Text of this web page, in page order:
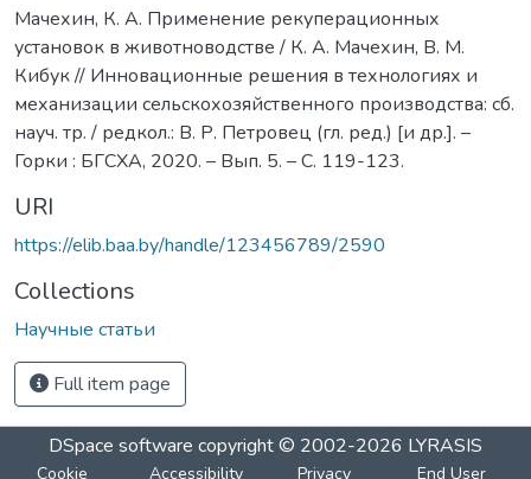
Мачехин, К. А. Применение рекуперационных
установок в животноводстве / К. А. Мачехин, В. М.
Кибук // Инновационные решения в технологиях и
механизации сельскохозяйственного производства: сб.
науч. тр. / редкол.: В. Р. Петровец (гл. ред.) [и др.]. –
Горки : БГСХА, 2020. – Вып. 5. – С. 119-123.
URI
https://elib.baa.by/handle/123456789/2590
Collections
Научные статьи
Full item page
DSpace software copyright © 2002-2026 LYRASIS
Cookie Accessibility Privacy End User